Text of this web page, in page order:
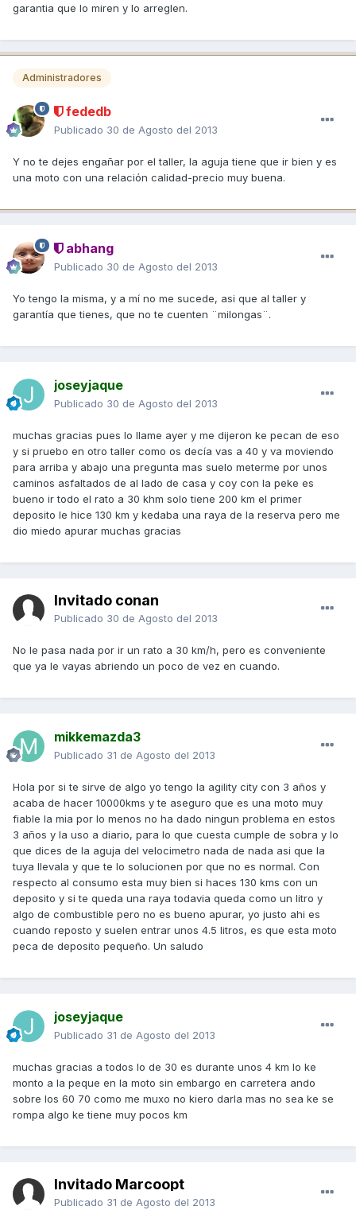
garantia que lo miren y lo arreglen.
Administradores
fededb
Publicado 30 de Agosto del 2013
Y no te dejes engañar por el taller, la aguja tiene que ir bien y es
una moto con una relación calidad-precio muy buena.
abhang
Publicado 30 de Agosto del 2013
Yo tengo la misma, y a mí no me sucede, asi que al taller y
garantía que tienes, que no te cuenten ¨milongas¨.
joseyjaque
Publicado 30 de Agosto del 2013
muchas gracias pues lo llame ayer y me dijeron ke pecan de eso
y si pruebo en otro taller como os decía vas a 40 y va moviendo
para arriba y abajo una pregunta mas suelo meterme por unos
caminos asfaltados de al lado de casa y coy con la peke es
bueno ir todo el rato a 30 khm solo tiene 200 km el primer
deposito le hice 130 km y kedaba una raya de la reserva pero me
dio miedo apurar muchas gracias
Invitado conan
Publicado 30 de Agosto del 2013
No le pasa nada por ir un rato a 30 km/h, pero es conveniente
que ya le vayas abriendo un poco de vez en cuando.
mikkemazda3
Publicado 31 de Agosto del 2013
Hola por si te sirve de algo yo tengo la agility city con 3 años y
acaba de hacer 10000kms y te aseguro que es una moto muy
fiable la mia por lo menos no ha dado ningun problema en estos
3 años y la uso a diario, para lo que cuesta cumple de sobra y lo
que dices de la aguja del velocimetro nada de nada asi que la
tuya llevala y que te lo solucionen por que no es normal. Con
respecto al consumo esta muy bien si haces 130 kms con un
deposito y si te queda una raya todavia queda como un litro y
algo de combustible pero no es bueno apurar, yo justo ahi es
cuando reposto y suelen entrar unos 4.5 litros, es que esta moto
peca de deposito pequeño. Un saludo
joseyjaque
Publicado 31 de Agosto del 2013
muchas gracias a todos lo de 30 es durante unos 4 km lo ke
monto a la peque en la moto sin embargo en carretera ando
sobre los 60 70 como me muxo no kiero darla mas no sea ke se
rompa algo ke tiene muy pocos km
Invitado Marcoopt
Publicado 31 de Agosto del 2013